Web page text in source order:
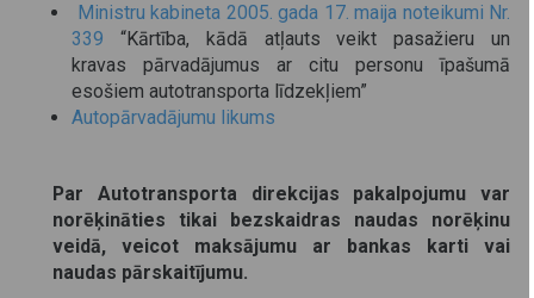
Ministru kabineta 2005. gada 17. maija noteikumi Nr.
339 “Kārtība, kādā atļauts veikt pasažieru un
kravas pārvadājumus ar citu personu īpašumā
esošiem autotransporta līdzekļiem”
Autopārvadājumu likums
Par Autotransporta direkcijas pakalpojumu var
norēķināties tikai bezskaidras naudas norēķinu
veidā, veicot maksājumu ar bankas karti vai
naudas pārskaitījumu.